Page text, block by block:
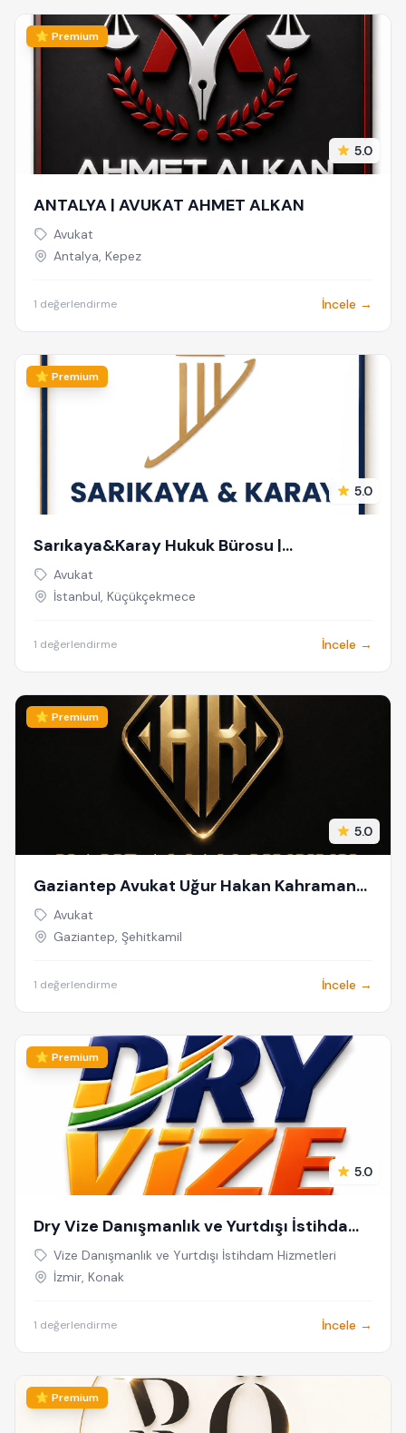
⭐ Premium
5.0
ANTALYA | AVUKAT AHMET ALKAN
Avukat
Antalya, Kepez
1 değerlendirme İncele →
⭐ Premium
5.0
Sarıkaya&Karay Hukuk Bürosu |
Küçükçekmece Boşanma Avukatı |
Küçükçekmece Avukat | Ceza Davası
Avukat
İstanbul, Küçükçekmece
1 değerlendirme İncele →
⭐ Premium
5.0
Gaziantep Avukat Uğur Hakan Kahraman
Avukat Fethi Kahraman-Kahraman Hukuk
Bürosu Gaziantep
Avukat
Gaziantep, Şehitkamil
1 değerlendirme İncele →
⭐ Premium
5.0
Dry Vize Danışmanlık ve Yurtdışı İstihdam
Hizmetleri
Vize Danışmanlık ve Yurtdışı İstihdam Hizmetleri
İzmir, Konak
1 değerlendirme İncele →
⭐ Premium